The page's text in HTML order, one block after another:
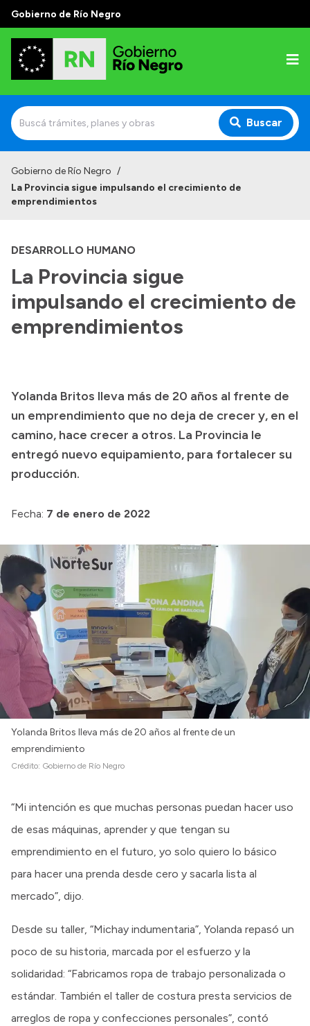
Gobierno de Río Negro
Buscar
Autoridades
Autoridades y Organismos
Discursos en la Legislatura
Casa de Gobierno
Acerca de Río Negro
Transparencia
Boletín Oficial
Compras y licitaciones
Consulta de expedientes
Consulta de pago a proveedores
Convocatorias
Intranet
Login
Gobierno de Río Negro /
La Provincia sigue impulsando el crecimiento de
emprendimientos
DESARROLLO HUMANO
La Provincia sigue
impulsando el crecimiento de
emprendimientos
Yolanda Britos lleva más de 20 años al frente de
un emprendimiento que no deja de crecer y, en el
camino, hace crecer a otros. La Provincia le
entregó nuevo equipamiento, para fortalecer su
producción.
Fecha: 7 de enero de 2022
Yolanda Britos lleva más de 20 años al frente de un
emprendimiento
Crédito: Gobierno de Río Negro
“Mi intención es que muchas personas puedan hacer uso
de esas máquinas, aprender y que tengan su
emprendimiento en el futuro, yo solo quiero lo básico
para hacer una prenda desde cero y sacarla lista al
mercado”, dijo.
Desde su taller, “Michay indumentaria”, Yolanda repasó un
poco de su historia, marcada por el esfuerzo y la
solidaridad: “Fabricamos ropa de trabajo personalizada o
estándar. También el taller de costura presta servicios de
arreglos de ropa y confecciones personales”, contó